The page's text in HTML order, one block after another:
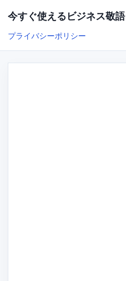
今すぐ使えるビジネス敬語
プライバシーポリシー